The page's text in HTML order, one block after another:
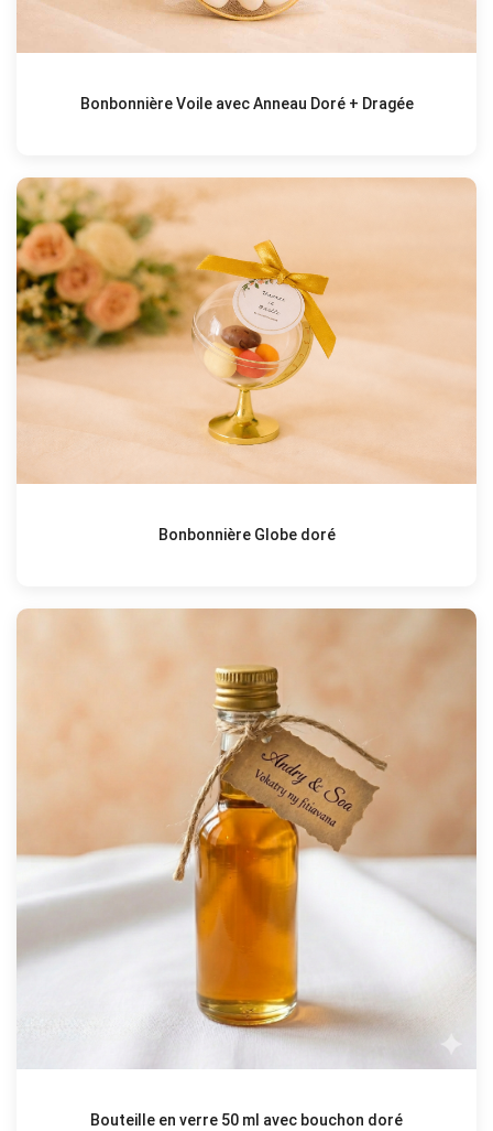
Bonbonnière Voile avec Anneau Doré + Dragée
Bonbonnière Globe doré
Bouteille en verre 50 ml avec bouchon doré